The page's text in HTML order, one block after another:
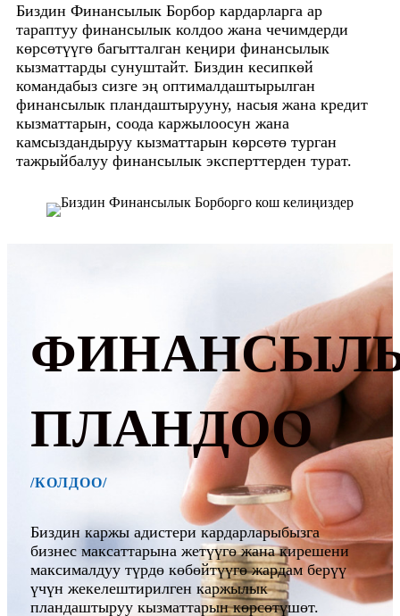
Биздин Финансылык Борбор кардарларга ар
тараптуу финансылык колдоо жана чечимдерди
көрсөтүүгө багытталган кеңири финансылык
кызматтарды сунуштайт. Биздин кесипкөй
командабыз сизге эң оптималдаштырылган
финансылык пландаштырууну, насыя жана кредит
кызматтарын, соода каржылоосун жана
камсыздандыруу кызматтарын көрсөтө турган
тажрыйбалуу финансылык эксперттерден турат.
ПЛАНДОО
/КОЛДОО/
Биздин каржы адистери кардарларыбызга
бизнес максаттарына жетүүгө жана кирешени
максималдуу түрдө көбөйтүүгө жардам берүү
үчүн жекелештирилген каржылык
пландаштыруу кызматтарын көрсөтүшөт.